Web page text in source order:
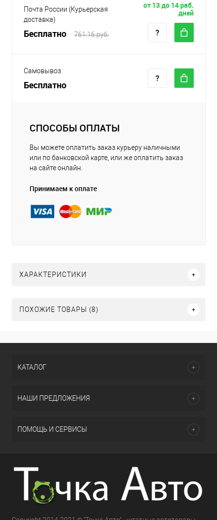
Почта России (Курьерская
доставка)
Бесплатно 761.16 руб.
от 13 до 14 раб.
дней
Самовывоз
Бесплатно
СПОСОБЫ ОПЛАТЫ
Вы можете оплатить заказ курьеру наличными
или по банковской карте, или же оплатить заказ
на сайте онлайн.
Принимаем к оплате
ХАРАКТЕРИСТИКИ
ПОХОЖИЕ ТОВАРЫ (8)
КАТАЛОГ
НАШИ ПРЕДЛОЖЕНИЯ
ПОМОЩЬ И СЕРВИСЫ